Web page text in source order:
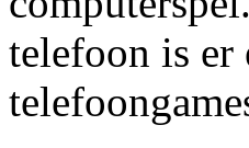
telefoon is er